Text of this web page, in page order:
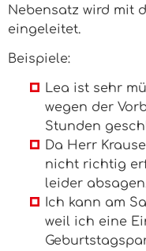
Nebensatz wird mit
eingeleitet.
Beispiele:
Lea ist sehr
wegen der
Stunden
Da Herr
nicht richtig
leider
Ich kann am
weil ich eine